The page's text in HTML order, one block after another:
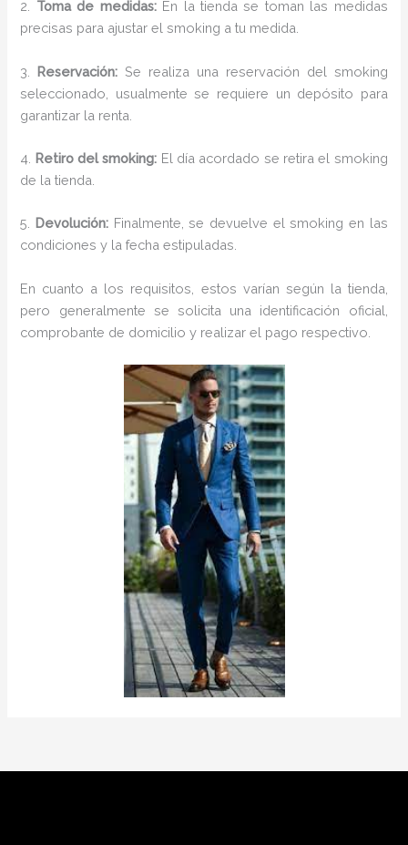
2. Toma de medidas:En la tienda se toman las medidas
precisas para ajustar el smoking a tu medida.
3. Reservación: Se realiza una reservación del smoking
seleccionado, usualmente se requiere un depósito para
garantizar la renta.
4. Retiro del smoking: El día acordado se retira el smoking
de la tienda.
5. Devolución: Finalmente, se devuelve el smoking en las
condiciones y la fecha estipuladas.
En cuanto a los requisitos, estos varían según la tienda,
pero generalmente se solicita una identificación oficial,
comprobante de domicilio y realizar el pago respectivo.